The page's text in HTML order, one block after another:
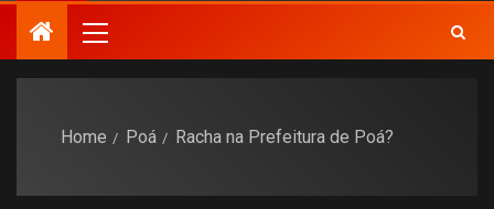
Home Poá Racha na Prefeitura de Poá?